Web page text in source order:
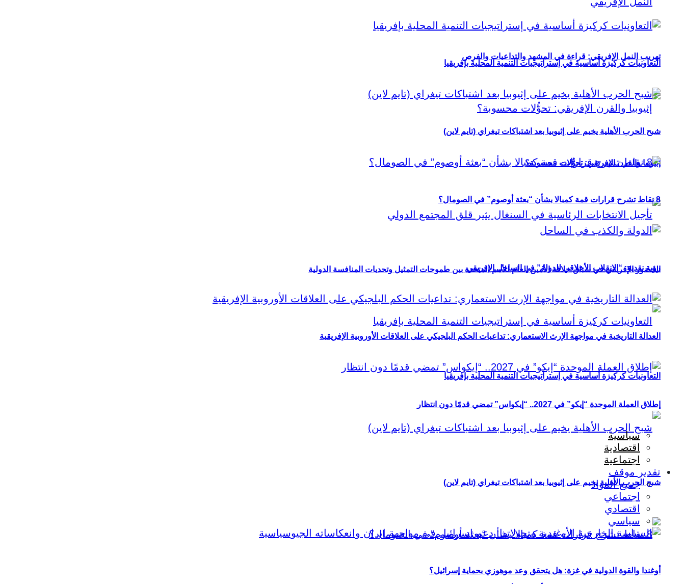
تهريب النمل الإفريقي: قراءة في المشهد والتداعيات والفرص
إثيوبيا والقرن الإفريقي: تحوُّلات محسوبة؟
الحضور الإفريقي في سباق خلافة الأمين العام للأمم المتحدة بين طموحات التمثيل وتحديات المنافسة الدولية
التعاونيات كركيزة أساسية في إستراتيجيات التنمية المحلية بإفريقيا
شبح الحرب الأهلية يخيم على إثيوبيا بعد اشتباكات تيغراي (تايم لاين)
التعاونيات كركيزة أساسية في إستراتيجيات التنمية المحلية بإفريقيا
شبح الحرب الأهلية يخيم على إثيوبيا بعد اشتباكات تيغراي (تايم لاين)
8 نقاط تشرح قرارات قمة كمبالا بشأن “بعثة أوصوم” في الصومال؟
رؤية نقدية: “الانقلاب الأخلاقي للدولة” في الساحل الإفريقي
العدالة التاريخية في مواجهة الإرث الاستعماري: تداعيات الحكم البلجيكي على العلاقات الأوروبية الإفريقية
إطلاق العملة الموحدة “إيكو” في 2027.. “إيكواس” تمضي قدمًا دون انتظار
سياسية
اقتصادية
اجتماعية
تقدير موقف
جميع المواد
اجتماعي
اقتصادي
سياسي
أوغندا والقوة الدولية في غزة: هل يتحقق وعد موهوزي بحماية إسرائيل؟